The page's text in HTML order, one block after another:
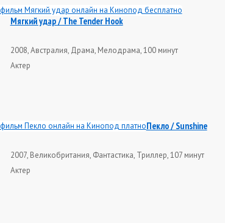
Мягкий удар / The Tender Hook
2008, Австралия, Драма, Мелодрама, 100 минут
Актер
Пекло / Sunshine
2007, Великобритания, Фантастика, Триллер, 107 минут
Актер